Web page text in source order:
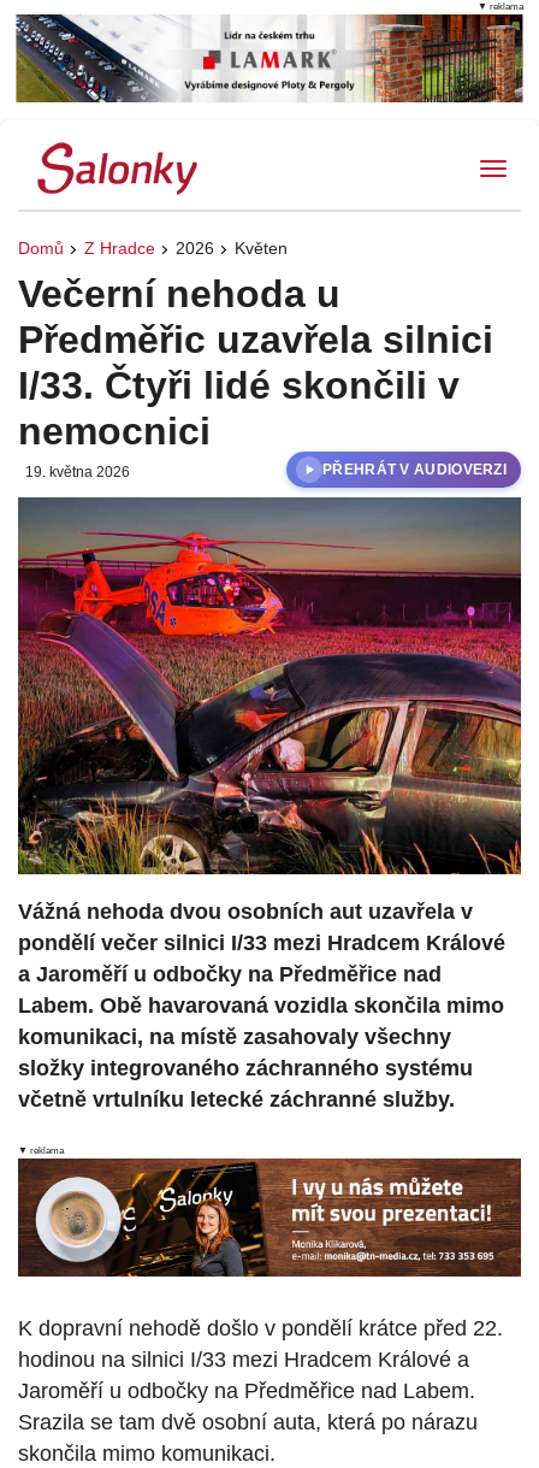
Domů Z Hradce 2026 Květen
Večerní nehoda u
Předměřic uzavřela silnici
I/33. Čtyři lidé skončili v
nemocnici
19. května 2026 PŘEHRÁT V AUDIOVERZI
Vážná nehoda dvou osobních aut uzavřela v
pondělí večer silnici I/33 mezi Hradcem Králové
a Jaroměří u odbočky na Předměřice nad
Labem. Obě havarovaná vozidla skončila mimo
komunikaci, na místě zasahovaly všechny
složky integrovaného záchranného systému
včetně vrtulníku letecké záchranné služby.
▼ reklama
K dopravní nehodě došlo v pondělí krátce před 22.
hodinou na silnici I/33 mezi Hradcem Králové a
Jaroměří u odbočky na Předměřice nad Labem.
Srazila se tam dvě osobní auta, která po nárazu
skončila mimo komunikaci.
▼ reklama